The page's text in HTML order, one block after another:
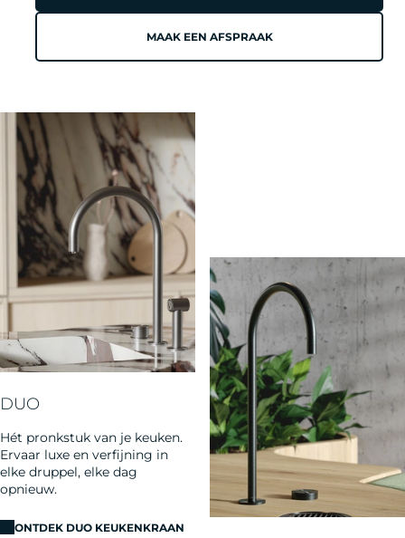
MAAK EEN AFSPRAAK
DUO
Hét pronkstuk van je keuken.
Ervaar luxe en verfijning in
elke druppel, elke dag
opnieuw.
ONTDEK DUO KEUKENKRAAN